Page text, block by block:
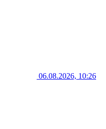
06.08.2026, 10:26